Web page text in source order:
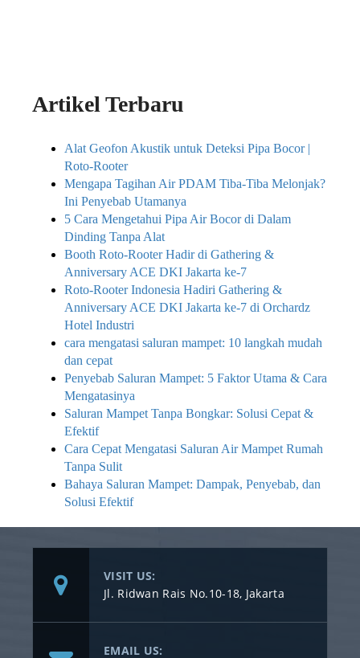
Artikel Terbaru
Alat Geofon Akustik untuk Deteksi Pipa Bocor |
Roto-Rooter
Mengapa Tagihan Air PDAM Tiba-Tiba Melonjak?
Ini Penyebab Utamanya
5 Cara Mengetahui Pipa Air Bocor di Dalam
Dinding Tanpa Alat
Booth Roto-Rooter Hadir di Gathering &
Anniversary ACE DKI Jakarta ke-7
Roto-Rooter Indonesia Hadiri Gathering &
Anniversary ACE DKI Jakarta ke-7 di Orchardz
Hotel Industri
cara mengatasi saluran mampet: 10 langkah mudah
dan cepat
Penyebab Saluran Mampet: 5 Faktor Utama & Cara
Mengatasinya
Saluran Mampet Tanpa Bongkar: Solusi Cepat &
Efektif
Cara Cepat Mengatasi Saluran Air Mampet Rumah
Tanpa Sulit
Bahaya Saluran Mampet: Dampak, Penyebab, dan
Solusi Efektif
VISIT US:
Jl. Ridwan Rais No.10-18, Jakarta
EMAIL US: